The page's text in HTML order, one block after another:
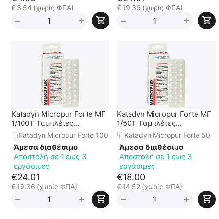
€ 3.54 (χωρίς ΦΠΑ)
+
−
€19.36 (χωρίς ΦΠΑ)
+
−
Katadyn Micropur Forte MF
1/100T Ταμπλέτες
Καθαρισμού Νερού με Ιόντα
Αργύρου + Χλώριο
Katadyn Micropur Forte 100
Άμεσα διαθέσιμο
Αποστολή σε 1 εως 3
εργάσιμες
€24.01
€ 19.36 (χωρίς ΦΠΑ)
+
−
Katadyn Micropur Forte MF
1/50T Ταμπλέτες
Καθαρισμού Νερού με Ιόντα
Αργύρου + Χλώριο - 50 τεμ
Katadyn Micropur Forte 50
Άμεσα διαθέσιμο
Αποστολή σε 1 εως 3
εργάσιμες
€18.00
€14.52 (χωρίς ΦΠΑ)
+
−